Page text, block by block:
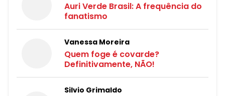
Auri Verde Brasil: A frequência do
fanatismo
Vanessa Moreira
Quem foge é covarde?
Definitivamente, NÃO!
Silvio Grimaldo